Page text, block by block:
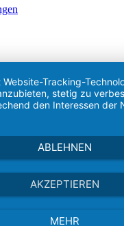
Website-Tracking-
stetig zu
den Interessen der
ABLEHNEN
AKZEPTIEREN
MEHR